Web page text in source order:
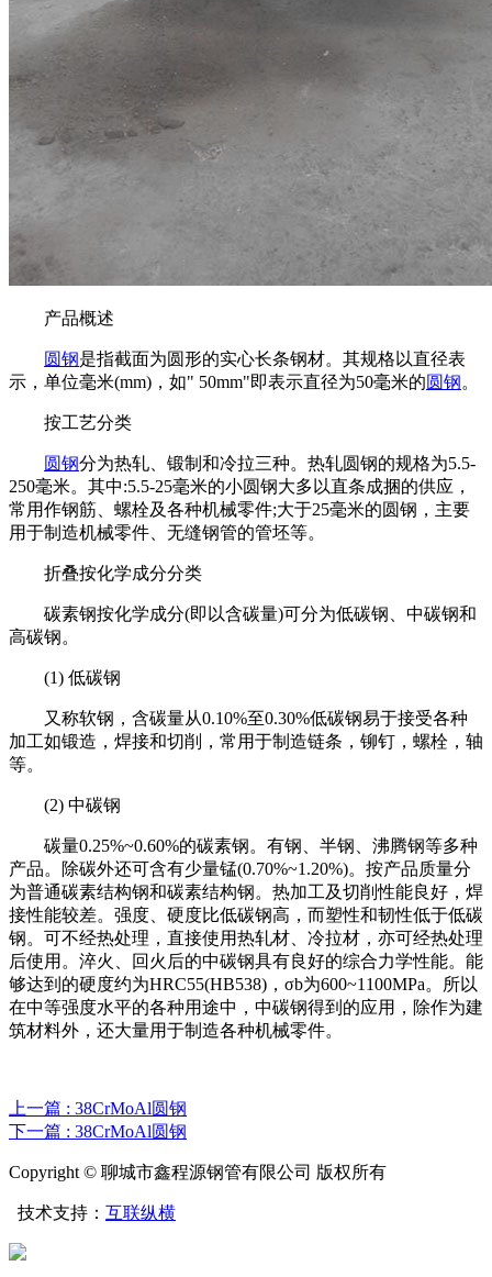
产品概述
圆钢是指截面为圆形的实心长条钢材。其规格以直径表
示，单位毫米(mm)，如" 50mm"即表示直径为50毫米的圆钢。
按工艺分类
圆钢分为热轧、锻制和冷拉三种。热轧圆钢的规格为5.5-
250毫米。其中:5.5-25毫米的小圆钢大多以直条成捆的供应，
常用作钢筋、螺栓及各种机械零件;大于25毫米的圆钢，主要
用于制造机械零件、无缝钢管的管坯等。
折叠按化学成分分类
碳素钢按化学成分(即以含碳量)可分为低碳钢、中碳钢和
高碳钢。
(1) 低碳钢
又称软钢，含碳量从0.10%至0.30%低碳钢易于接受各种
加工如锻造，焊接和切削，常用于制造链条，铆钉，螺栓，轴
等。
(2) 中碳钢
碳量0.25%~0.60%的碳素钢。有钢、半钢、沸腾钢等多种
产品。除碳外还可含有少量锰(0.70%~1.20%)。按产品质量分
为普通碳素结构钢和碳素结构钢。热加工及切削性能良好，焊
接性能较差。强度、硬度比低碳钢高，而塑性和韧性低于低碳
钢。可不经热处理，直接使用热轧材、冷拉材，亦可经热处理
后使用。淬火、回火后的中碳钢具有良好的综合力学性能。能
够达到的硬度约为HRC55(HB538)，σb为600~1100MPa。所以
在中等强度水平的各种用途中，中碳钢得到的应用，除作为建
筑材料外，还大量用于制造各种机械零件。
上一篇 : 38CrMoAl圆钢
下一篇 : 38CrMoAl圆钢
Copyright © 聊城市鑫程源钢管有限公司 版权所有
技术支持： 互联纵横